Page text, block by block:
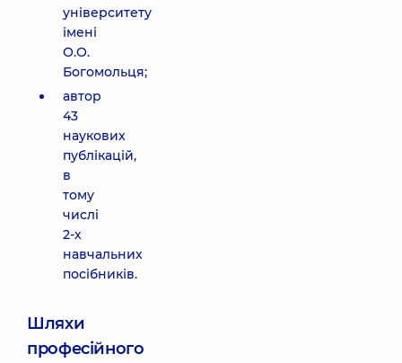
університету
імені
О.О.
Богомольця;
автор
43
наукових
публікацій,
в
тому
числі
2-х
навчальних
посібників.
Шляхи
професійного